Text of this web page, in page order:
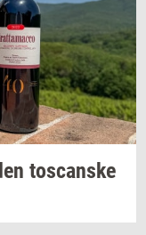
toscan­ske